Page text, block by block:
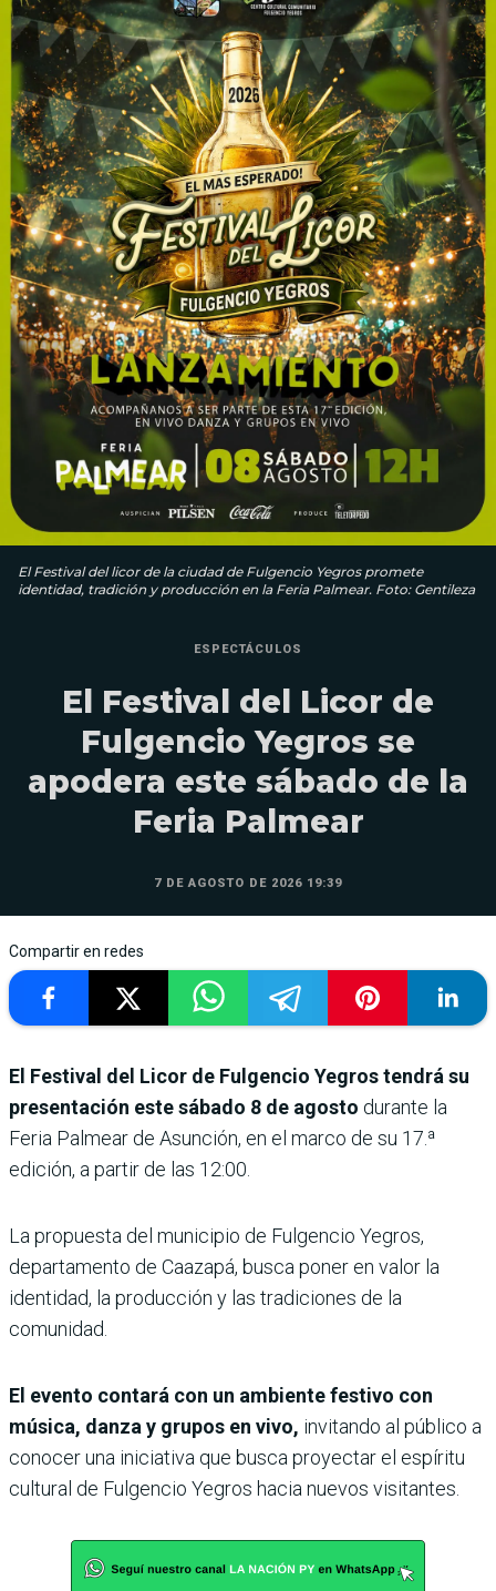
El Festival del licor de la ciudad de Fulgencio Yegros promete
identidad, tradición y producción en la Feria Palmear. Foto: Gentileza
ESPECTÁCULOS
El Festival del Licor de
Fulgencio Yegros se
apodera este sábado de la
Feria Palmear
7 DE AGOSTO DE 2026 19:39
Compartir en redes
El Festival del Licor de Fulgencio Yegros tendrá su
presentación este sábado 8 de agosto durante la
Feria Palmear de Asunción, en el marco de su 17.ª
edición, a partir de las 12:00.
La propuesta del municipio de Fulgencio Yegros,
departamento de Caazapá, busca poner en valor la
identidad, la producción y las tradiciones de la
comunidad.
El evento contará con un ambiente festivo con
música, danza y grupos en vivo, invitando al público a
conocer una iniciativa que busca proyectar el espíritu
cultural de Fulgencio Yegros hacia nuevos visitantes.